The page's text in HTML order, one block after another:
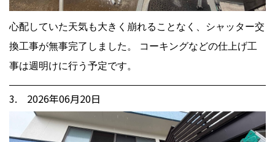
心配していた天気も大きく崩れることなく、シャッター交
換工事が無事完了しました。 コーキングなどの仕上げ工
事は週明けに行う予定です。
3. 2026年06月20日